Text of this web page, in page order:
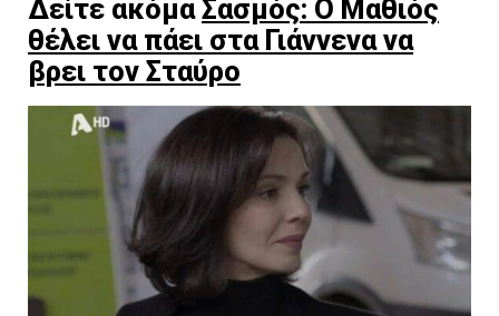
Δείτε ακόμαΣασμός: Ο Μαθιός
θέλει να πάει στα Γιάννενα να
βρει τον Σταύρο